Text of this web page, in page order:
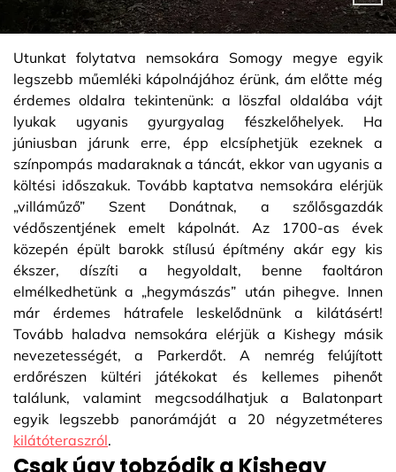
Utunkat folytatva nemsokára Somogy megye egyik
legszebb műemléki kápolnájához érünk, ám előtte még
érdemes oldalra tekintenünk: a löszfal oldalába vájt
lyukak ugyanis gyurgyalag fészkelőhelyek. Ha
júniusban járunk erre, épp elcsíphetjük ezeknek a
színpompás madaraknak a táncát, ekkor van ugyanis a
költési időszakuk. Tovább kaptatva nemsokára elérjük
„villáműző” Szent Donátnak, a szőlősgazdák
védőszentjének emelt kápolnát. Az 1700-as évek
közepén épült barokk stílusú építmény akár egy kis
ékszer, díszíti a hegyoldalt, benne faoltáron
elmélkedhetünk a „hegymászás” után pihegve. Innen
már érdemes hátrafele leskelődnünk a kilátásért!
Tovább haladva nemsokára elérjük a Kishegy másik
nevezetességét, a Parkerdőt. A nemrég felújított
erdőrészen kültéri játékokat és kellemes pihenőt
találunk, valamint megcsodálhatjuk a Balatonpart
egyik legszebb panorámáját a 20 négyzetméteres
kilátóteraszról.
Csak úgy tobzódik a Kishegy